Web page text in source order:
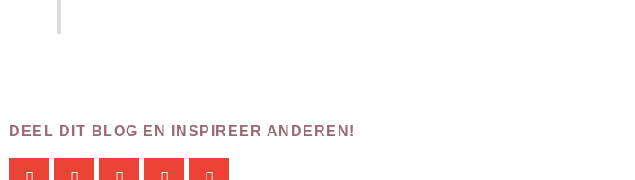
DEEL DIT BLOG EN INSPIREER ANDEREN!